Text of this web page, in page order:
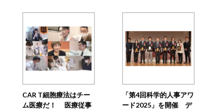
CAR T細胞療法はチー
ム医療だ！ 医療従事
「第4回科学的人事アワ
ード2025」を開催 デ